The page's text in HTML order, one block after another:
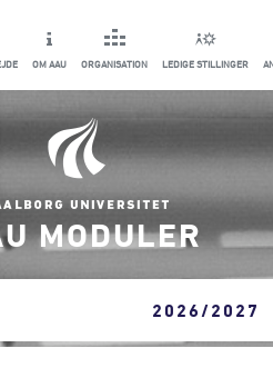
OM AAU ORGANISATION LEDIGE STILLINGER
MODULER
2026/2027